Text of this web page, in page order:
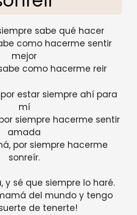
sabe qué hacer
como hacerme sentir
mejor
como hacerme reir
estar siempre ahí para
mí
siempre hacerme sentir
amada
por siempre hacerme
sonreír.
y sé que siempre lo haré.
del mundo y tengo
de tenerte!